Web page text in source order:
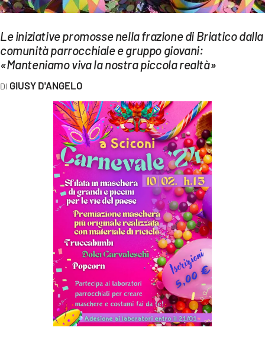
LAC TV
LAC NETWORK
LAC ONAIR
LACPLAY.IT
LACONAIR.IT
LACITYMAG.IT
COSENZACHANNEL.IT
ILVIBONESE.IT
CATANZAROCHANNEL.IT
Le iniziative promosse nella frazione di Briatico dalla
comunità parrocchiale e gruppo giovani:
«Manteniamo viva la nostra piccola realtà»
GIUSY D'ANGELO